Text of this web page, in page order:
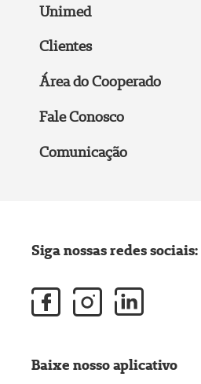
Unimed
Clientes
Área do Cooperado
Fale Conosco
Comunicação
Siga nossas redes sociais:
Baixe nosso aplicativo